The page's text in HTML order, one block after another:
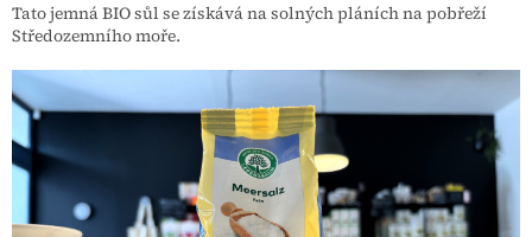
Tato jemná BIO sůl se získává na solných pláních na pobřeží
Středozemního moře.